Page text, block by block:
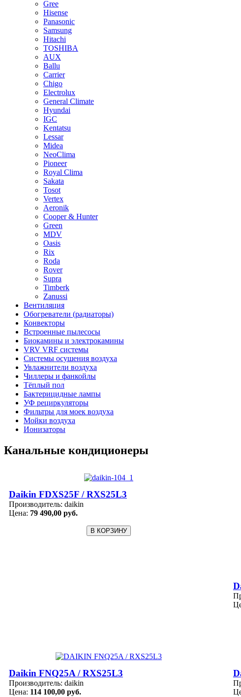
Gree
Hisense
Panasonic
Samsung
Hitachi
TOSHIBA
AUX
Ballu
Carrier
Chigo
Electrolux
General Climate
Hyundai
IGC
Kentatsu
Lessar
Midea
NeoClima
Pioneer
Royal Clima
Sakata
Tosot
Vertex
Aeronik
Cooper & Hunter
Green
MDV
Oasis
Rix
Roda
Rover
Supra
Timberk
Zanussi
Вентиляция
Обогреватели (радиаторы)
Конвекторы
Встроенные пылесосы
Биокамины и электрокамины
VRV VRF системы
Системы осушения воздуха
Увлажнители воздуха
Чиллеры и фанкойлы
Тёплый пол
Бактерицидные лампы
УФ рециркуляторы
Фильтры для моек воздуха
Мойки воздуха
Ионизаторы
Канальные кондиционеры
Daikin FDXS25F / RXS25L3
Производитель: daikin
Цена: 79 490,00 руб.
Daikin FNQ25A / RXS25L3
Производитель: daikin
Цена: 114 100,00 руб.